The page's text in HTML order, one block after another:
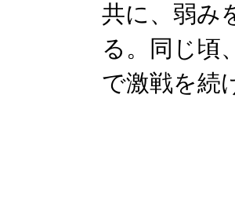
共に、弱み
る。同じ頃
で激戦を続